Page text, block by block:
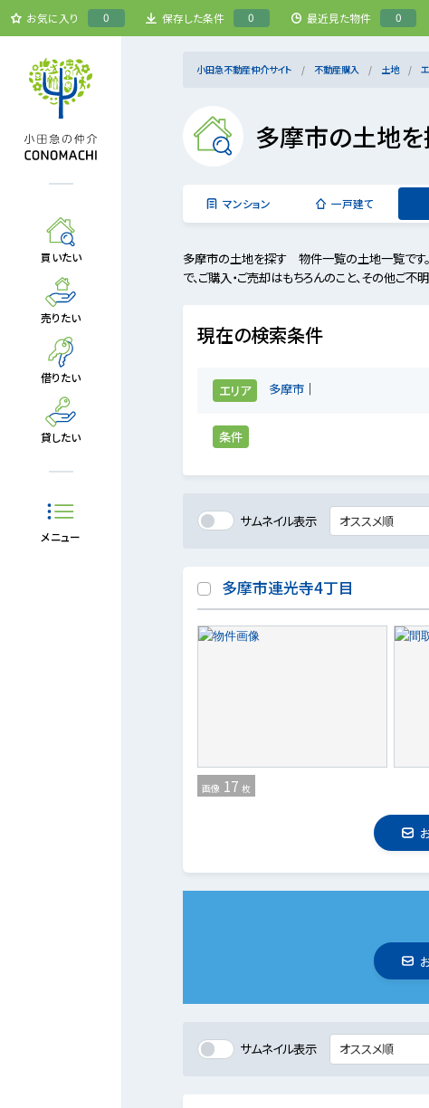
お気に入り 0 保存した条件 0 最近見た物件 0
買いたい
売りたい
借りたい
貸したい
メニュー
小田急不動産仲介サイト 不動産購入 土地
多摩市の土地
マンション 一戸建て
多摩市の土地を探す 物件一覧の土地一覧です
で、ご購入・ご売却はもちろんのこと、その他ご
現在の検索条件
エリア 多摩市
条件
サムネイル表示
多摩市連光寺4丁目
画像 17 枚
サムネイル表示